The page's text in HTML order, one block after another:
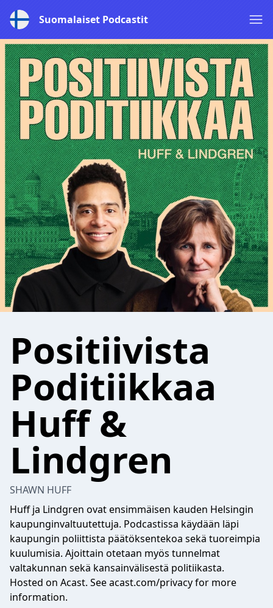
Suomalaiset Podcastit
Positiivista
Poditiikkaa
Huff &
Lindgren
SHAWN HUFF
Huff ja Lindgren ovat ensimmäisen kauden Helsingin
kaupunginvaltuutettuja. Podcastissa käydään läpi
kaupungin poliittista päätöksentekoa sekä tuoreimpia
kuulumisia. Ajoittain otetaan myös tunnelmat
valtakunnan sekä kansainvälisestä politiikasta.
Hosted on Acast. Seeacast.com/privacyfor more
information.